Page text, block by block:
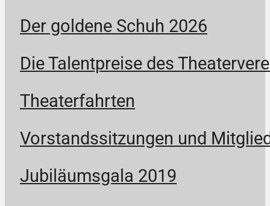
Der goldene Schuh 2026
Die Talentpreise des
Theaterfahrten
Vorstandssitzungen und
Jubiläumsgala 2019